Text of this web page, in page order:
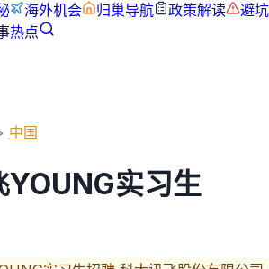
海外机会 归巢导航 政策解读
避坑
热点
中国
YOUNG实习生